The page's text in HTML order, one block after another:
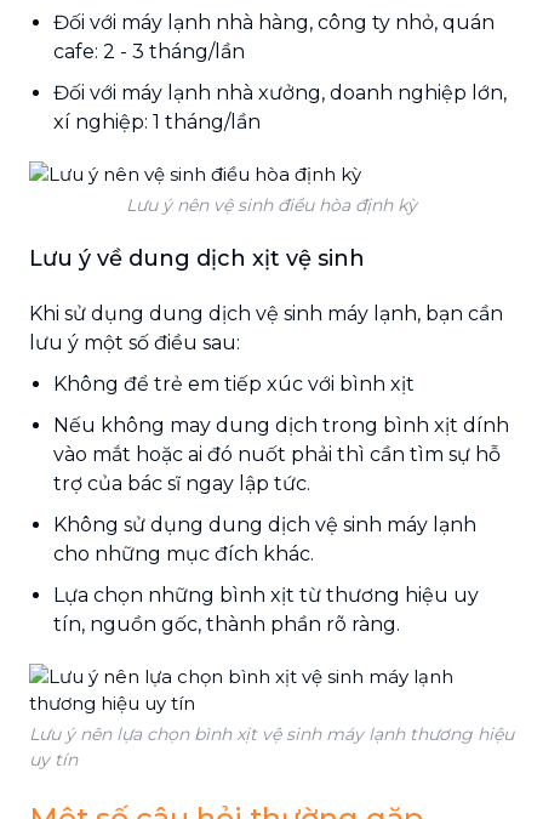
Đối với máy lạnh nhà hàng, công ty nhỏ, quán
cafe: 2 - 3 tháng/lần
Đối với máy lạnh nhà xưởng, doanh nghiệp lớn,
xí nghiệp: 1 tháng/lần
Lưu ý nên vệ sinh điều hòa định kỳ
Lưu ý về dung dịch xịt vệ sinh
Khi sử dụng dung dịch vệ sinh máy lạnh, bạn cần
lưu ý một số điều sau:
Không để trẻ em tiếp xúc với bình xịt
Nếu không may dung dịch trong bình xịt dính
vào mắt hoặc ai đó nuốt phải thì cần tìm sự hỗ
trợ của bác sĩ ngay lập tức.
Không sử dụng dung dịch vệ sinh máy lạnh
cho những mục đích khác.
Lựa chọn những bình xịt từ thương hiệu uy
tín, nguồn gốc, thành phần rõ ràng.
Lưu ý nên lựa chọn bình xịt vệ sinh máy lạnh thương hiệu
uy tín